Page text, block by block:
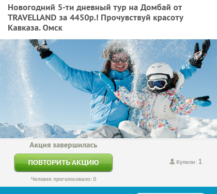
Новогодний 5-ти дневный тур на Домбай от
TRAVELLAND за 4450р.! Прочувствуй красоту
Кавказа. Омск
Купили: 1
Акция завершилась
ПОВТОРИТЬ АКЦИЮ
Человек проголосовало: 0